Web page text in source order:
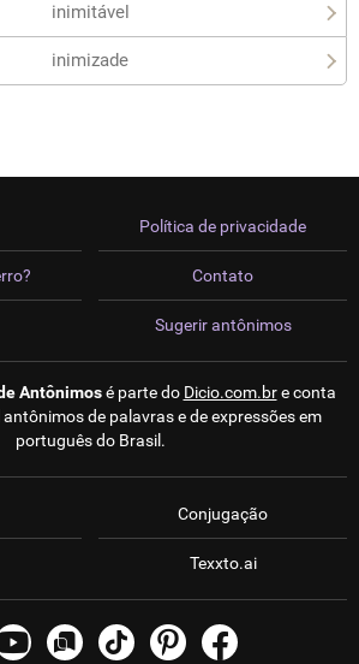
inimitável
inimizade
Política de privacidade
Contato
Sugerir antônimos
Antônimosé parte do Dicio.com.bre conta
de palavras e de expressões em
português do Brasil.
Conjugação
Texxto.ai